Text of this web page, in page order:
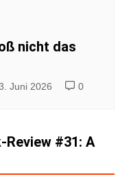
nicht das
Juni 2026 0
Review #31: A